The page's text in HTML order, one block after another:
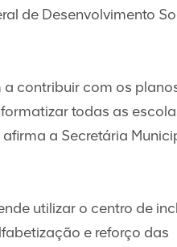
de Desenvolvimento
a contribuir com os
todas as
a Secretária
utilizar o centro de
e reforço das